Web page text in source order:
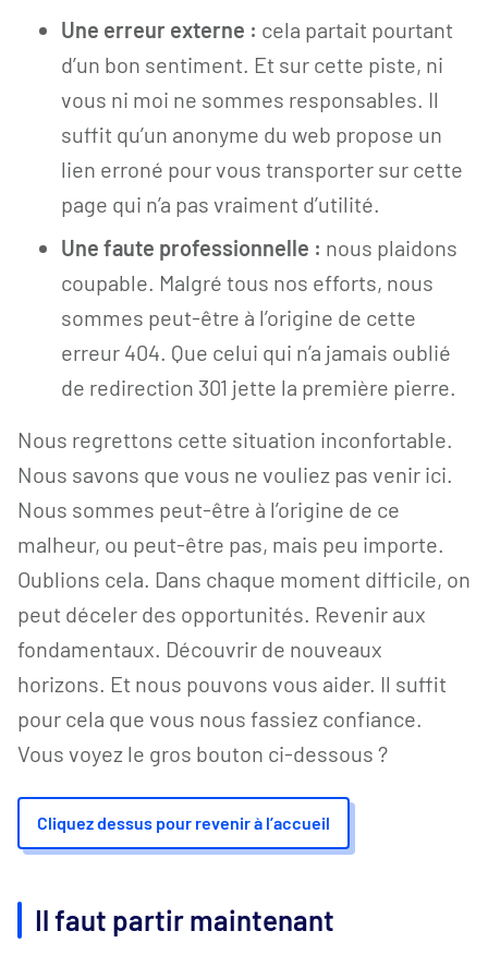
Une erreur externe : cela partait pourtant
d’un bon sentiment. Et sur cette piste, ni
vous ni moi ne sommes responsables. Il
suffit qu’un anonyme du web propose un
lien erroné pour vous transporter sur cette
page qui n’a pas vraiment d’utilité.
Une faute professionnelle : nous plaidons
coupable. Malgré tous nos efforts, nous
sommes peut-être à l’origine de cette
erreur 404. Que celui qui n’a jamais oublié
de redirection 301 jette la première pierre.
Nous regrettons cette situation inconfortable.
Nous savons que vous ne vouliez pas venir ici.
Nous sommes peut-être à l’origine de ce
malheur, ou peut-être pas, mais peu importe.
Oublions cela. Dans chaque moment difficile, on
peut déceler des opportunités. Revenir aux
fondamentaux. Découvrir de nouveaux
horizons. Et nous pouvons vous aider. Il suffit
pour cela que vous nous fassiez confiance.
Vous voyez le gros bouton ci-dessous ?
Cliquez dessus pour revenir à l’accueil
Il faut partir maintenant